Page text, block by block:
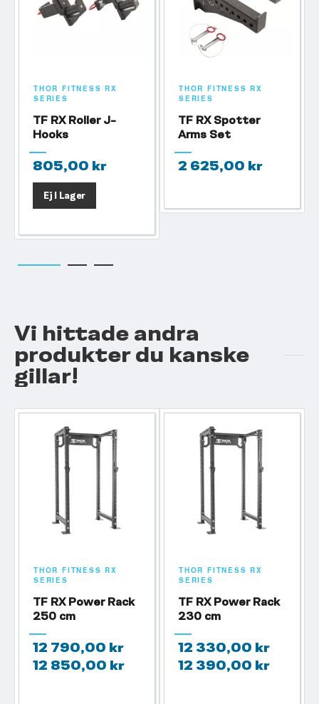
THOR FITNESS RX
SERIES
TF RX Roller J-
Hooks
805,00 kr
Ej I Lager
THOR FITNESS RX
SERIES
TF RX Spotter
Arms Set
2 625,00 kr
Vi hittade andra
produkter du kanske
gillar!
THOR FITNESS RX
SERIES
TF RX Power Rack
250 cm
12 790,00 kr
12 850,00 kr
THOR FITNESS RX
SERIES
TF RX Power Rack
230 cm
12 330,00 kr
12 390,00 kr